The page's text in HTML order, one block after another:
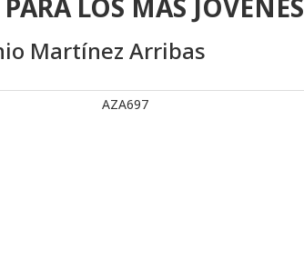
LOS MÁS JOVENES
Martínez Arribas
AZA697